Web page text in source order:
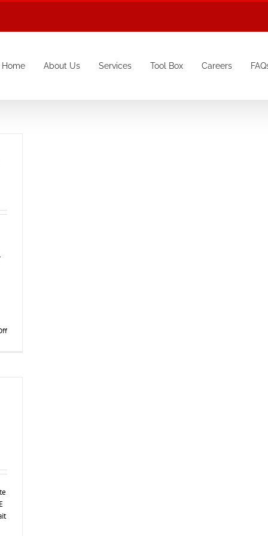
Home About Us Services Tool Box Careers
on